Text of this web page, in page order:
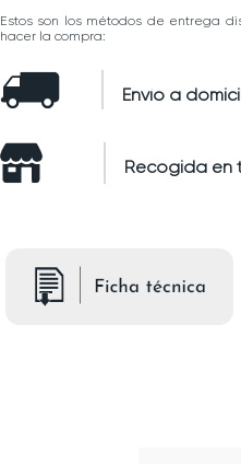
Estos son los métodos de entrega
hacer la compra:
Envío a
Recogida en